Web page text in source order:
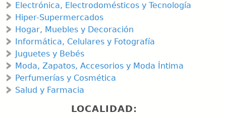
Electrónica, Electrodomésticos y Tecnología
Hiper-Supermercados
Hogar, Muebles y Decoración
Informática, Celulares y Fotografía
Juguetes y Bebés
Moda, Zapatos, Accesorios y Moda Íntima
Perfumerías y Cosmética
Salud y Farmacia
LOCALIDAD: